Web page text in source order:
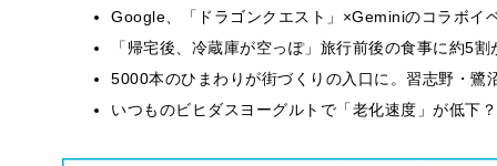
Google、「ドラゴンクエスト」×Geminiのコラボイ
「帰宅後、冷蔵庫が空っぽ」旅行前後の食事に約5
5000本のひまわりが街づくりの入口に。習志野・
いつものビヒダスヨーグルトで「老化速度」が低